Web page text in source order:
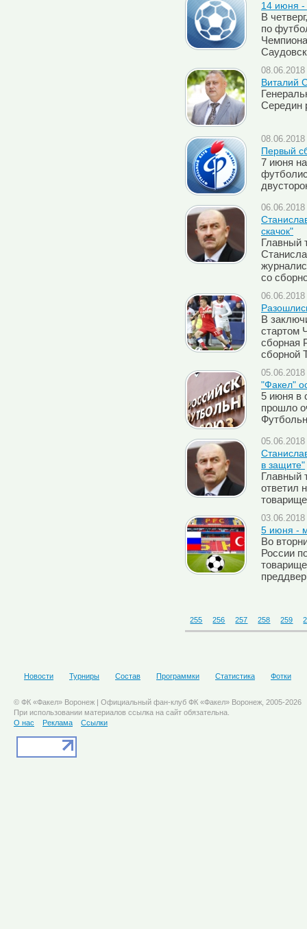
14 июня -
В
по
Виталий
Середин
Первый
7 июня
скачок"
Главный
со
В
стартом
сборная
сборной
"Факел"
5 июня в
прошло
в защите"
Главный
ответил
5 июня -
Во
России
255 256 257 258 259
Новости Турниры Состав Программки Статистика Фотки
© ФК «Факел» Воронеж | Официальный фан-клуб ФК «Факел» Воронеж, 2005-2026
При использовании материалов ссылка на сайт обязательна.
О нас
Реклама Ссылки